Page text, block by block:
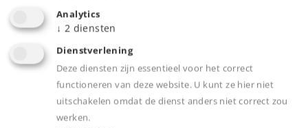
Neem contact op met uw lokale dealer
Analytics
↓ 2 diensten
Dienstverlening
Deze diensten zijn essentieel voor het correct
functioneren van deze website. U kunt ze hier niet
uitschakelen omdat de dienst anders niet correct zou
werken.